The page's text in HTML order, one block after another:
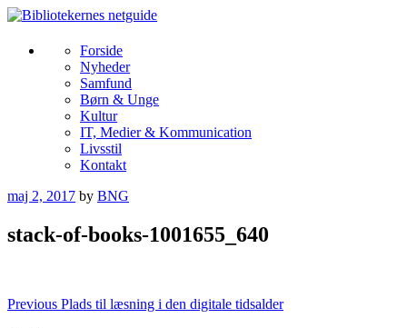
Skip
content
Bibliotekernes netguide
More Forside
Nyheder
Samfund
Børn & Unge
Kultur
IT, Medier & Kommunication
Livsstil
Kontakt
maj 2, 2017 by BNG
stack-of-books-1001655_640
Indlægsnavigation
Previous Plads til læsning i den digitale tidsalder